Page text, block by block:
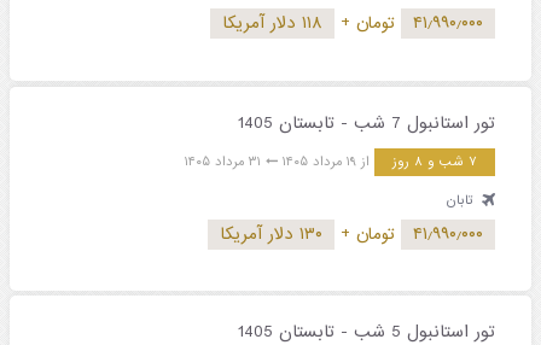
۴۱٫۹۹۰٫۰۰۰ تومان + ۱۱۸ دلار آمریکا
تور استانبول 7 شب - تابستان 1405
۷ شب و ۸ روز از ۱۹ مرداد ۱۴۰۵
۳۱ مرداد ۱۴۰۵
تابان
۴۱٫۹۹۰٫۰۰۰ تومان + ۱۳۰ دلار آمریکا
تور استانبول 5 شب - تابستان 1405